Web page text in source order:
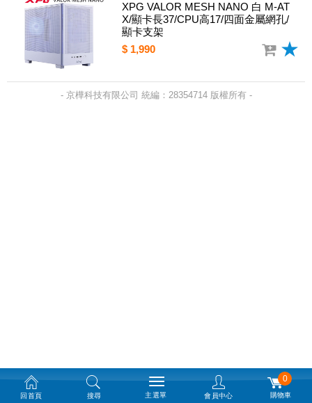
XPG VALOR MESH NANO 白 M-AT
X/顯卡長37/CPU高17/四面金屬網孔/
顯卡支架
$ 1,990
- 京樺科技有限公司 統編：28354714 版權所有 -
回首頁 搜尋 主選單 會員中心
0
購物車